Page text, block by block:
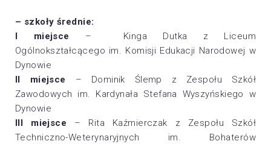
– szkoły średnie:
I miejsce – Kinga Dutka z Liceum
Ogólnokształcącego im. Komisji Edukacji Narodowej w
Dynowie
II miejsce
– Dominik Ślemp z Zespołu Szkół
Zawodowych im. Kardynała Stefana Wyszyńskiego w
Dynowie
III miejsce – Rita Kaźmierczak z Zespołu Szkół
Techniczno-Weterynaryjnych im. Bohaterów